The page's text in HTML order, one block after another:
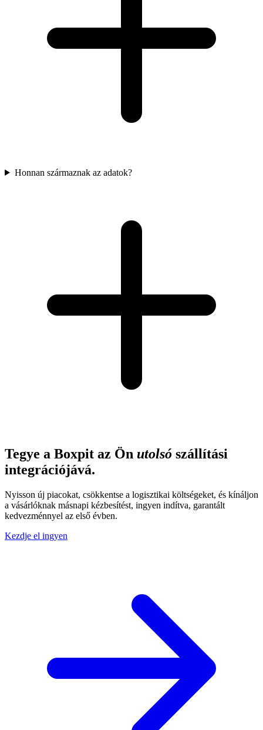
Honnan származnak az adatok?
Tegye a Boxpit az Ön utolsó szállítási
integrációjává.
Nyisson új piacokat, csökkentse a logisztikai költségeket, és kínáljon
a vásárlóknak másnapi kézbesítést, ingyen indítva, garantált
kedvezménnyel az első évben.
Kezdje el ingyen